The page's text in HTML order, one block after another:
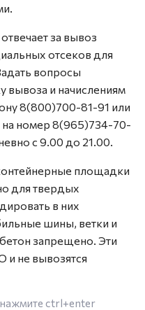
за вывоз
отсеков для
вопросы
вывоза и начислениям
8(800)700-81-91 или
на номер 8(965)734-70-
с 9.00 до 21.00.
площадки
для твердых
в них
шины, ветки и
запрещено. Эти
и не вывозятся
ctrl+enter